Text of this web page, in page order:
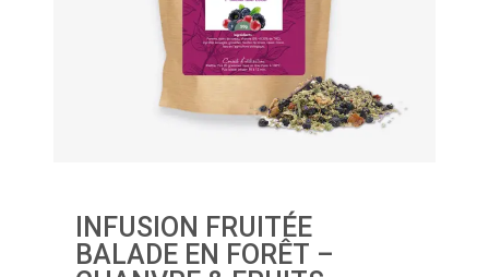
INFUSION FRUITÉE
BALADE EN FORÊT –